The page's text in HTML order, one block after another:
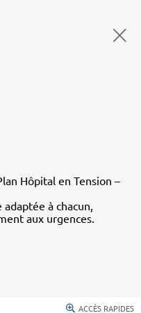
Hôpital en Tension –
à chacun,
aux urgences.
ACCÈS RAPIDES